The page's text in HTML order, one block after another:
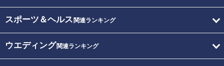
スポーツ＆ヘルス 関連ランキング
ウエディング関連ランキング